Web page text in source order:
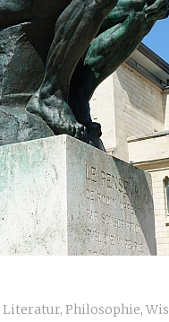
Literatur, Philosophie,